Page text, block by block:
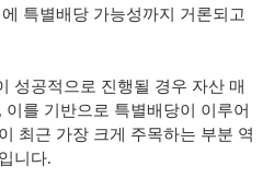
특별배당 가능성까지 거론되고
성공적으로 진행될 경우 자산 매
를 기반으로 특별배당이 이루어
최근 가장 크게 주목하는 부분 역
니다.